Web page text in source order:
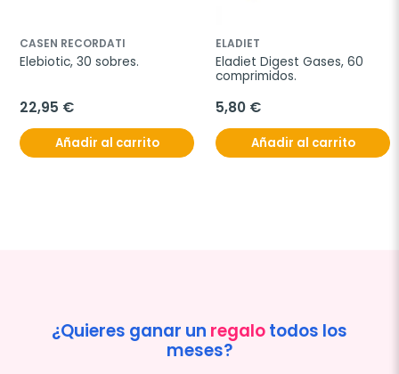
CASEN RECORDATI
Elebiotic, 30 sobres.
22,95 €
Añadir al carrito
ELADIET
Eladiet Digest Gases, 60
comprimidos.
5,80 €
Añadir al carrito
¿Quieres ganar un regalotodos los
meses?